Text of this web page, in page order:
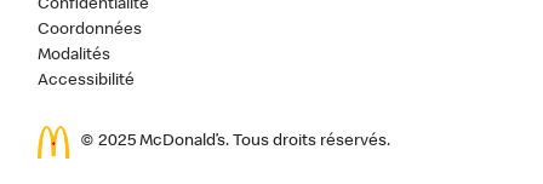
Confidentialité
Coordonnées
Modalités
Accessibilité
© 2025 McDonald’s. Tous droits réservés.